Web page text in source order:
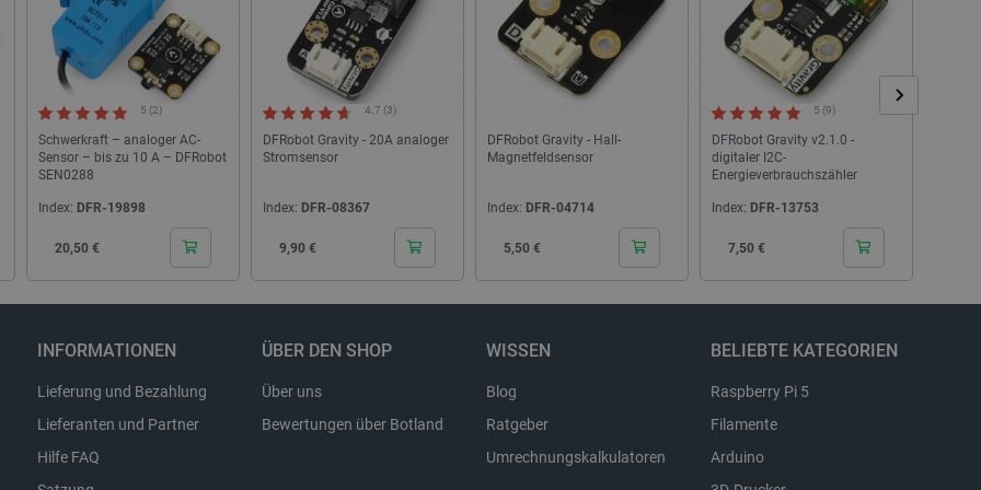
5 (2)
Schwerkraft – analoger AC-
Sensor – bis zu 10 A – DFRobot
SEN0288
Index: DFR-19898
Cena
20,50 €
4.7 (3)
DFRobot Gravity - 20A analoger
Stromsensor
Index: DFR-08367
Cena
9,90 €
DFRobot Gravity - Hall-
Magnetfeldsensor
Index: DFR-04714
Cena
5,50 €
5 (9)
DFRobot Gravity v2.1.0 -
digitaler I2C-
Energieverbrauchszähler
Index: DFR-13753
Cena
7,50 €
INFORMATIONEN
Lieferung und Bezahlung
Lieferanten und Partner
Hilfe FAQ
ÜBER DEN SHOP
Über uns
Bewertungen über Botland
WISSEN
Blog
Ratgeber
Umrechnungskalkulatoren
BELIEBTE KATEGORIEN
Raspberry Pi 5
Filamente
Arduino
den Seiten.
.botland.de
Dieses Cookie dient dazu, die Einwilligung des Nutzers zur
Verwendung von Cookies auf der Website zu speichern und die
Einhaltung gesetzlicher Anforderungen zu gewährleisten, um
eine Einwilligung für bestimmte Kategorien von Cookies zu
erhalten.
Lokaler Speicher
Lokaler Speicher
Lokaler Speicher
Lokaler Speicher
Sitzungsspeicher
Sitzungsspeicher